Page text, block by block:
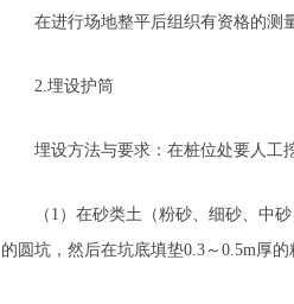
在进行场地整平后组织有资格的测量
2.埋设护筒
埋设方法与要求：在桩位处要人工挖
（1）在砂类土（粉砂、细砂、中砂
的圆坑，然后在坑底填垫0.3～0.5m厚的